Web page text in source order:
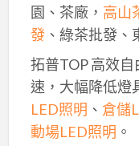
園、茶廠， 高山
發、綠茶批發、
拓普TOP 高效
速，大幅降低燈
LED照明 、 倉儲
動場LED照明 。